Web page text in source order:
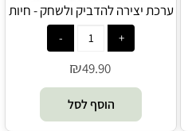
ערכת יצירה להדביק ולשחק - חיות
הספארי - Avenir
₪49.90
הוסף לסל